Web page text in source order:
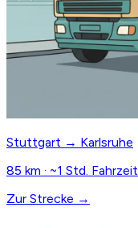
Stuttgart → Karlsruhe
85 km · ~1 Std. Fahrzeit
Zur Strecke →